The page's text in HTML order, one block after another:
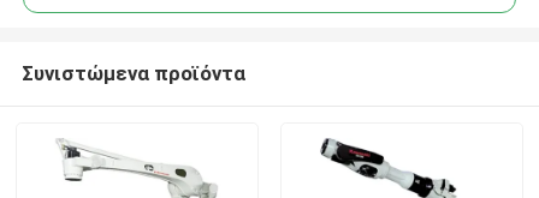
Συνιστώμενα προϊόντα